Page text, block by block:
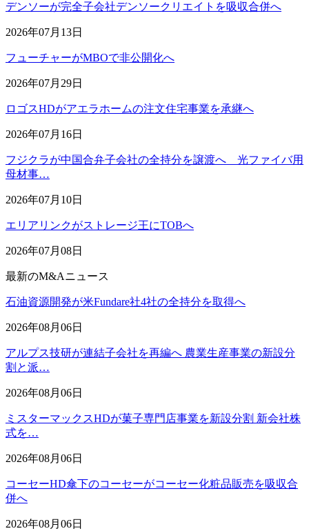
デンソーが完全子会社デンソークリエイトを吸収合併へ
2026年07月13日
フューチャーがMBOで非公開化へ
2026年07月29日
ロゴスHDがアエラホームの注文住宅事業を承継へ
2026年07月16日
フジクラが中国合弁子会社の全持分を譲渡へ 光ファイバ用
母材事…
2026年07月10日
エリアリンクがストレージ王にTOBへ
2026年07月08日
最新のM&Aニュース
石油資源開発が米Fundare社4社の全持分を取得へ
2026年08月06日
アルプス技研が連結子会社を再編へ 農業生産事業の新設分
割と派…
2026年08月06日
ミスターマックスHDが菓子専門店事業を新設分割 新会社株
式を…
2026年08月06日
コーセーHD傘下のコーセーがコーセー化粧品販売を吸収合
併へ
2026年08月06日